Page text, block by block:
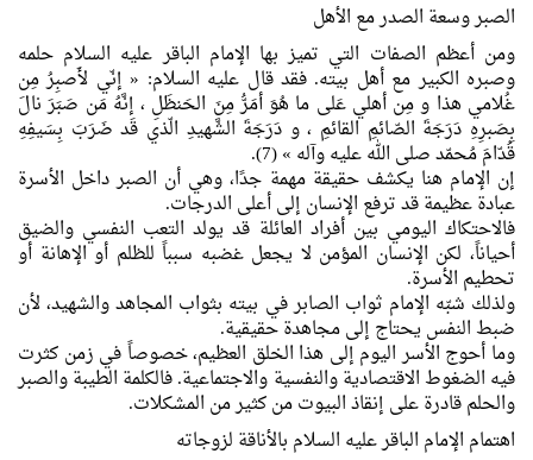
الصبر وسعة الصدر مع الأهل
ومن أعظم الصفات التي تميز بها الإمام الباقر عليه السلام حلمه
وصبره الكبير مع أهل بيته. فقد قال عليه السلام: « إنّي لأَصبِرُ مِن
غُلامي هذا و مِن أهلي عَلى ما هُوَ أمَرُّ مِنَ الحَنظَلِ ، إنَّهُ مَن صَبَرَ نالَ
بِصَبرِهِ دَرَجَةَ الصّائمِ القائمِ ، و دَرَجَةَ الشَّهيدِ الّذي قَد ضَرَبَ بِسَيفِهِ
قُدّامَ مُحمّد صلى الله عليه وآله » (7).
إن الإمام هنا يكشف حقيقة مهمة جدًا، وهي أن الصبر داخل الأسرة
عبادة عظيمة قد ترفع الإنسان إلى أعلى الدرجات.
فالاحتكاك اليومي بين أفراد العائلة قد يولد التعب النفسي والضيق
أحياناً، لكن الإنسان المؤمن لا يجعل غضبه سبباً للظلم أو الإهانة أو
تحطيم الأسرة.
ولذلك شبّه الإمام ثواب الصابر في بيته بثواب المجاهد والشهيد، لأن
ضبط النفس يحتاج إلى مجاهدة حقيقية.
وما أحوج الأسر اليوم إلى هذا الخلق العظيم، خصوصاً في زمن كثرت
فيه الضغوط الاقتصادية والنفسية والاجتماعية. فالكلمة الطيبة والصبر
والحلم قادرة على إنقاذ البيوت من كثير من المشكلات.
اهتمام الإمام الباقر عليه السلام بالأناقة لزوجاته